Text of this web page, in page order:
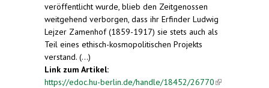
veröffentlicht wurde, blieb den Zeitgenossen
weitgehend verborgen, dass ihr Erfinder Ludwig
Lejzer Zamenhof (1859-1917) sie stets auch als
Teil eines ethisch-kosmopolitischen Projekts
verstand. (...)
Link zum Artikel:
https://edoc.hu-berlin.de/handle/18452/26770(link is